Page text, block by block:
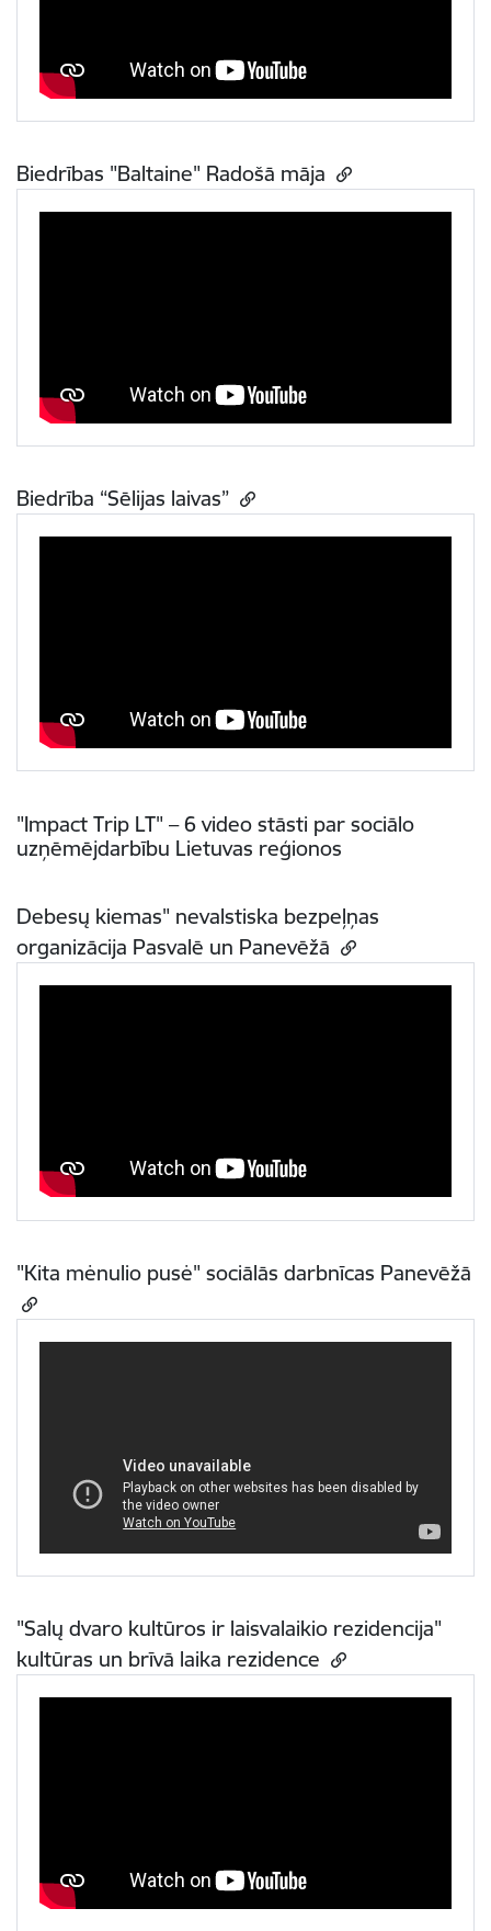
Biedrības "Baltaine" Radošā māja
Biedrība “Sēlijas laivas”
"Impact Trip LT" – 6 video stāsti par sociālo
uzņēmējdarbību Lietuvas reģionos
Debesų kiemas" nevalstiska bezpeļņas
organizācija Pasvalē un Panevēžā
"Kita mėnulio pusė" sociālās darbnīcas Panevēžā
"Salų dvaro kultūros ir laisvalaikio rezidencija"
kultūras un brīvā laika rezidence